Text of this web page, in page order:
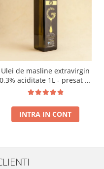
Ulei de masline extravirgin
0.3% aciditate 1L - presat la
rece RECOLTA NOUA
INTRA IN CONT